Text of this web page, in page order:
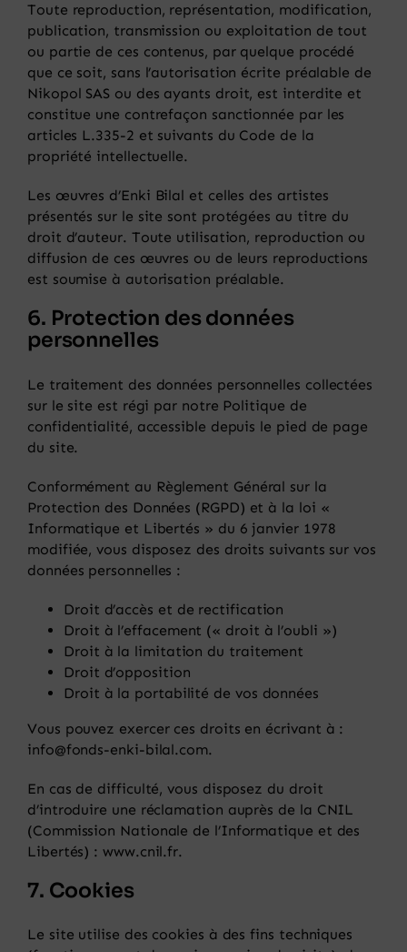
Toute reproduction, représentation, modification,
publication, transmission ou exploitation de tout
ou partie de ces contenus, par quelque procédé
que ce soit, sans l’autorisation écrite préalable de
Nikopol SAS ou des ayants droit, est interdite et
constitue une contrefaçon sanctionnée par les
articles L.335-2 et suivants du Code de la
propriété intellectuelle.
Les œuvres d’Enki Bilal et celles des artistes
présentés sur le site sont protégées au titre du
droit d’auteur. Toute utilisation, reproduction ou
diffusion de ces œuvres ou de leurs reproductions
est soumise à autorisation préalable.
6. Protection des données
personnelles
Le traitement des données personnelles collectées
sur le site est régi par notre Politique de
confidentialité, accessible depuis le pied de page
du site.
Conformément au Règlement Général sur la
Protection des Données (RGPD) et à la loi «
Informatique et Libertés » du 6 janvier 1978
modifiée, vous disposez des droits suivants sur vos
données personnelles :
Droit d’accès et de rectification
Droit à l’effacement (« droit à l’oubli »)
Droit à la limitation du traitement
Droit d’opposition
Droit à la portabilité de vos données
Vous pouvez exercer ces droits en écrivant à :
info@fonds-enki-bilal.com.
En cas de difficulté, vous disposez du droit
d’introduire une réclamation auprès de la CNIL
(Commission Nationale de l’Informatique et des
Libertés) : www.cnil.fr.
7. Cookies
Le site utilise des cookies à des fins techniques